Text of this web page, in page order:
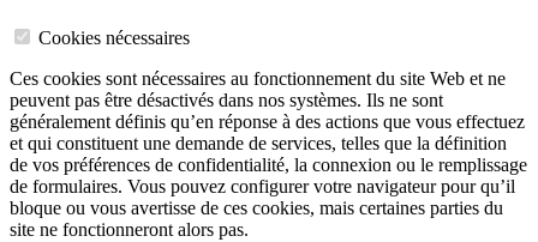
Cookies nécessaires
Ces cookies sont nécessaires au fonctionnement du site Web et ne
peuvent pas être désactivés dans nos systèmes. Ils ne sont
généralement définis qu’en réponse à des actions que vous effectuez
et qui constituent une demande de services, telles que la définition
de vos préférences de confidentialité, la connexion ou le remplissage
de formulaires. Vous pouvez configurer votre navigateur pour qu’il
bloque ou vous avertisse de ces cookies, mais certaines parties du
site ne fonctionneront alors pas.